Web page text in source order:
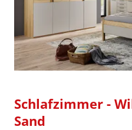
Schlafzimmer -
Sand